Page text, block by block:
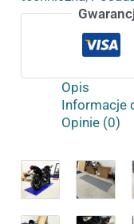
Opis
Informacje
Opinie (0)